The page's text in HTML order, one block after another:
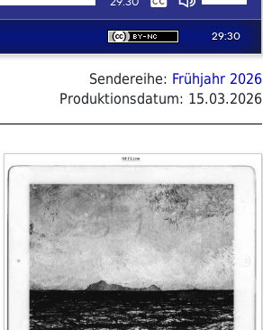
Sendereihe: Frühjahr 2026
Produktionsdatum: 15.03.2026